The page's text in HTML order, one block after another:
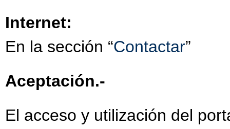
Internet:
En la sección “Contactar”
Aceptación.-
El acceso y utilización del